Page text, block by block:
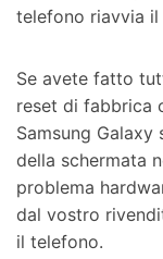
telefono riavvia
Se avete fatto
reset di fabbrica
Samsung
della schermata
problema
dal vostro
il telefono.